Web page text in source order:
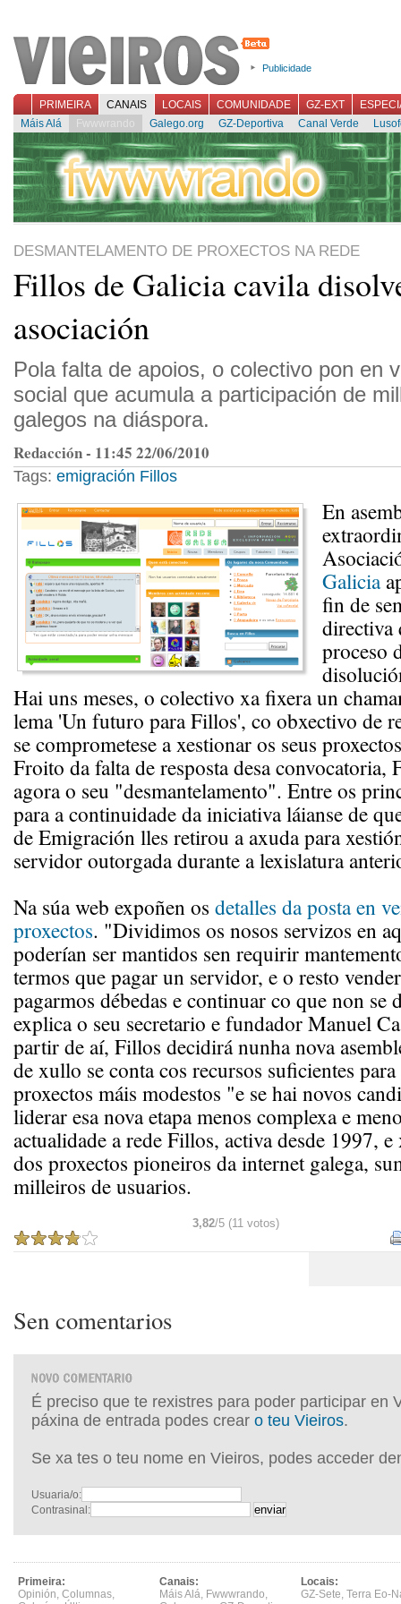
Publicidade
PRIMEIRA CANAIS LOCAIS COMUNIDADE GZ-EXT
Máis Alá
Fwwwrando Galego.org GZ-Deportiva Canal Verde
DESMANTELAMENTO DE PROXECTOS NA REDE
Fillos de Galicia cavila
asociación
Pola falta de apoios, o colectivo pon en
social que acumula a participación de
galegos na diáspora.
Redacción - 11:45 22/06/2010
Tags: emigración Fillos
En
Galicia
fin de
directiva
proceso
Hai uns meses, o colectivo xa fixera un
lema 'Un futuro para Fillos', co obxectivo de
se comprometese a xestionar os seus
Froito da falta de resposta desa convocatoria,
agora o seu "desmantelamento". Entre os
para a continuidade da iniciativa láianse de
de Emigración lles retirou a axuda para
servidor outorgada durante a lexislatura
Na súa web expoñen os detalles da posta en
proxectos. "Dividimos os nosos servizos en
poderían ser mantidos sen requirir
termos que pagar un servidor, e o resto
pagarmos débedas e continuar co que non se
explica o seu secretario e fundador Manuel
partir de aí, Fillos decidirá nunha nova
de xullo se conta cos recursos suficientes
proxectos máis modestos "e se hai novos
liderar esa nova etapa menos complexa e
actualidade a rede Fillos, activa desde 1997,
dos proxectos pioneiros da internet galega,
milleiros de usuarios.
3,82/5 (11 votos)
Sen comentarios
É preciso que te rexistres para poder participar en
páxina de entrada podes crear o teu Vieiros.
Se xa tes o teu nome en Vieiros, podes acceder
Usuaria/o:
Contrasinal:
Primeira:
Opinión, Columnas,
Canais:
Máis Alá, Fwwwrando,
Locais:
GZ-Sete, Terra Eo-